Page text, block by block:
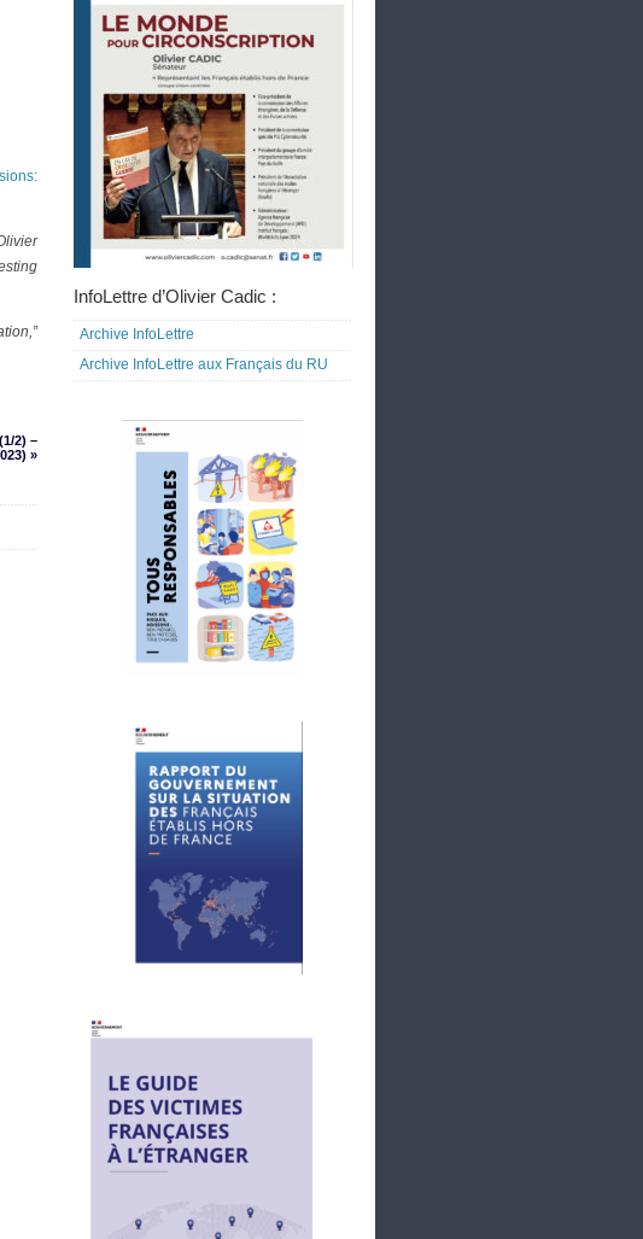
2) –
»
InfoLettre d’Olivier Cadic :
Archive InfoLettre
Archive InfoLettre aux Français du RU